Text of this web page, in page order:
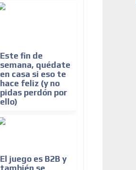
Este fin de
semana, quédate
en casa si eso te
hace feliz (y no
pidas perdón por
ello)
El juego es B2B y